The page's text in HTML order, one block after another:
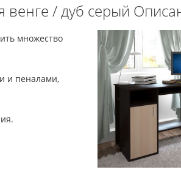
/ дуб серый
множество
и пеналами,